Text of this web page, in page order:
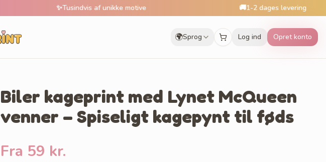
Tusindvis af unikke motive 1-2 dages levering
🌍Sprog Log ind Opret konto
Biler kageprint med Lynet McQueen
venner – Spiseligt kagepynt til føds
Fra 59 kr.